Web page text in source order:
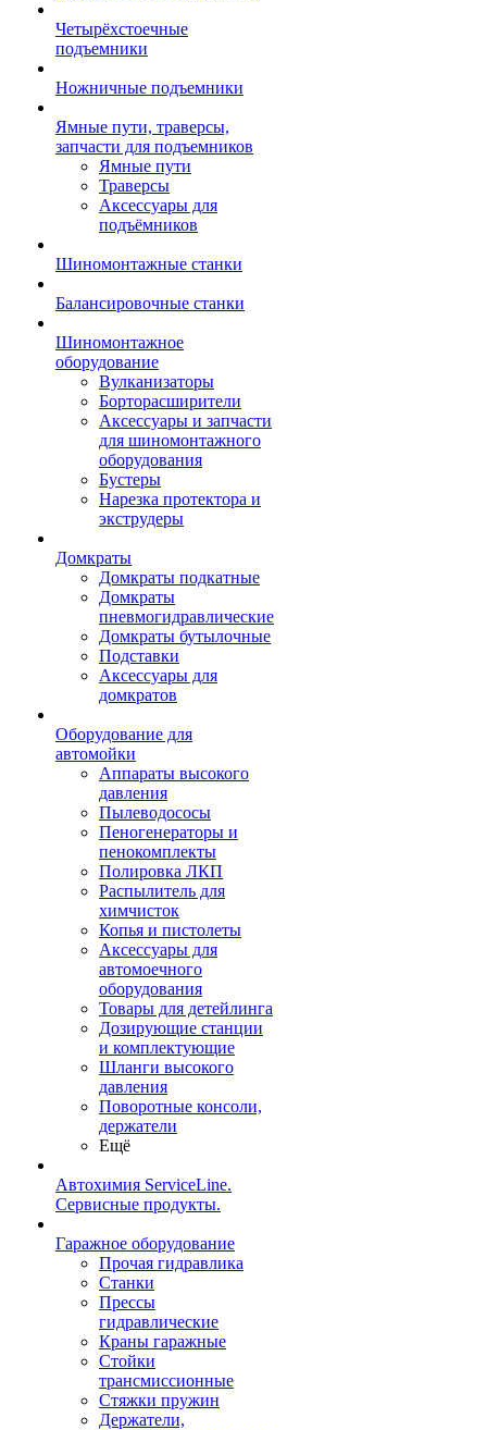
Четырёхстоечные
подъемники
Ножничные подъемники
Ямные пути, траверсы,
запчасти для подъемников
Ямные пути
Траверсы
Аксессуары для
подъёмников
Шиномонтажные станки
Балансировочные станки
Шиномонтажное
оборудование
Вулканизаторы
Борторасширители
Аксессуары и запчасти
для шиномонтажного
оборудования
Бустеры
Нарезка протектора и
экструдеры
Домкраты
Домкраты подкатные
Домкраты
пневмогидравлические
Домкраты бутылочные
Подставки
Аксессуары для
домкратов
Оборудование для
автомойки
Аппараты высокого
давления
Пылеводососы
Пеногенераторы и
пенокомплекты
Полировка ЛКП
Распылитель для
химчисток
Копья и пистолеты
Аксессуары для
автомоечного
оборудования
Товары для детейлинга
Дозирующие станции
и комплектующие
Шланги высокого
давления
Поворотные консоли,
держатели
Ещё
Автохимия ServiceLine.
Сервисные продукты.
Гаражное оборудование
Прочая гидравлика
Станки
Прессы
гидравлические
Краны гаражные
Стойки
трансмиссионные
Стяжки пружин
Держатели,